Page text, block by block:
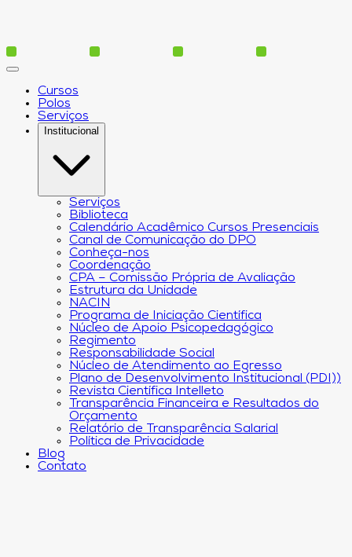
Cursos
Polos
Serviços
Institucional
Serviços
Biblioteca
Calendário Acadêmico Cursos Presenciais
Canal de Comunicação do DPO
Conheça-nos
Coordenação
CPA – Comissão Própria de Avaliação
Estrutura da Unidade
NACIN
Programa de Iniciação Científica
Núcleo de Apoio Psicopedagógico
Regimento
Responsabilidade Social
Núcleo de Atendimento ao Egresso
Plano de Desenvolvimento Institucional (PDI))
Revista Científica Intelleto
Transparência Financeira e Resultados do
Orçamento
Relatório de Transparência Salarial
Política de Privacidade
Blog
Contato